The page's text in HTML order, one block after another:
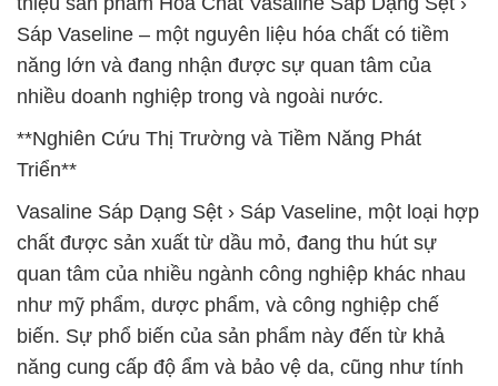
Sáp Vaseline – một nguyên liệu hóa chất có tiềm
năng lớn và đang nhận được sự quan tâm của
nhiều doanh nghiệp trong và ngoài nước.
**Nghiên Cứu Thị Trường và Tiềm Năng Phát
Triển**
Vasaline Sáp Dạng Sệt › Sáp Vaseline, một loại hợp
chất được sản xuất từ dầu mỏ, đang thu hút sự
quan tâm của nhiều ngành công nghiệp khác nhau
như mỹ phẩm, dược phẩm, và công nghiệp chế
biến. Sự phổ biến của sản phẩm này đến từ khả
năng cung cấp độ ẩm và bảo vệ da, cũng như tính